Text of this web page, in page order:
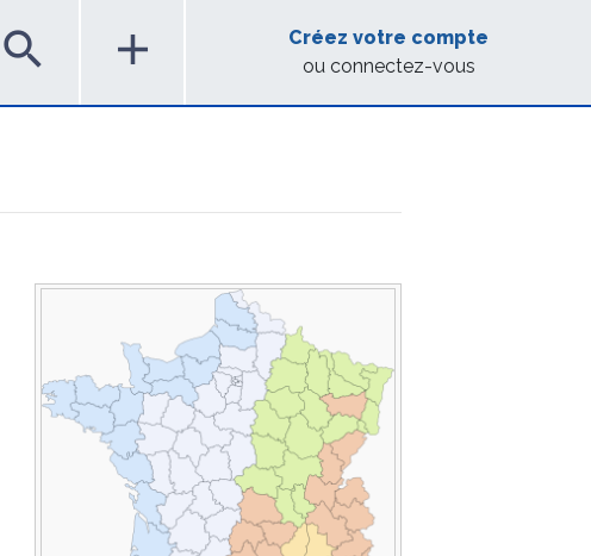
search add
Créez votre compte
ou connectez-vous